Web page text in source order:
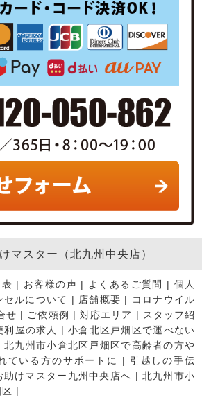
マスター（北九州中央店）
| お客様の声 | よくあるご質問 | 個人
セルについて | 店舗概要 |
コロナウイル
せ | ご依頼例 | 対応エリア | スタッフ紹
利屋の求人 |小倉北区戸畑区で運べない
北九州市小倉北区戸畑区で高齢者の方や
ている方のサポートに
| 引越しの手伝
けマスター九州中央店へ | 北九州市小
|